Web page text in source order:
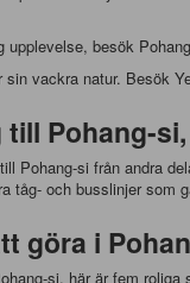
besök
vackra natur. Besök
Pohang-
Pohang-si från andra
tåg- och busslinjer som
göra i
si, här är fem roliga